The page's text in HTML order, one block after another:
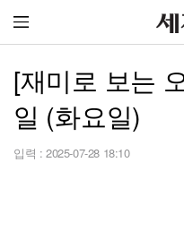
[재미로 보는
일 (화요일)
입력 : 2025-07-28 18:10